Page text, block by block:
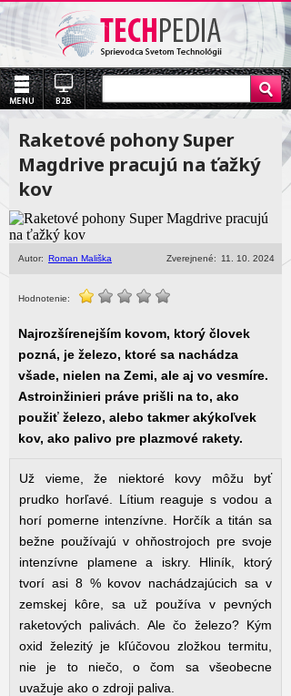
Raketové pohony Super
Magdrive pracujú na ťažký
kov
Autor: Roman Mališka Zverejnené: 11. 10. 2024
Hodnotenie:
Najrozšírenejším kovom, ktorý človek
pozná, je železo, ktoré sa nachádza
všade, nielen na Zemi, ale aj vo vesmíre.
Astroinžinieri práve prišli na to, ako
použiť železo, alebo takmer akýkoľvek
kov, ako palivo pre plazmové rakety.
Už vieme, že niektoré kovy môžu byť
prudko horľavé. Lítium reaguje s vodou a
horí pomerne intenzívne. Horčík a titán sa
bežne používajú v ohňostrojoch pre svoje
intenzívne plamene a iskry. Hliník, ktorý
tvorí asi 8 % kovov nachádzajúcich sa v
zemskej kôre, sa už používa v pevných
raketových palivách. Ale čo železo? Kým
oxid železitý je kľúčovou zložkou termitu,
nie je to niečo, o čom sa všeobecne
uvažuje ako o zdroji paliva.